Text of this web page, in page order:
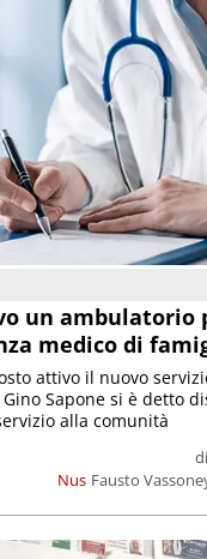
un ambulatorio
medico di
Nus
di
Fausto
attivo il nuovo
Sapone si è detto
alla comunità